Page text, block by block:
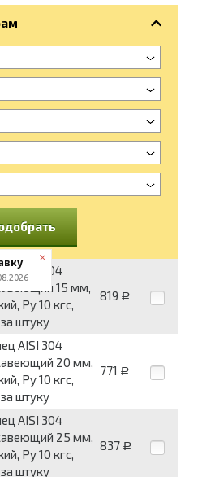
AISI 304
15 мм,
Py 10 кгс,
штуку
819 Р
AISI 304
20 мм,
Py 10 кгс,
штуку
771 Р
AISI 304
25 мм,
Py 10 кгс,
штуку
837 Р